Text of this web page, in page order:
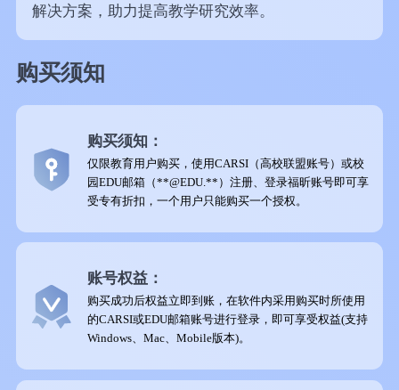
解决方案，助力提高教学研究效率。
购买须知
购买须知：
仅限教育用户购买，使用CARSI（高校联盟账号）或校
园EDU邮箱（**@EDU.**）注册、登录福昕账号即可享
受专有折扣，一个用户只能购买一个授权。
账号权益：
购买成功后权益立即到账，在软件内采用购买时所使用
的CARSI或EDU邮箱账号进行登录，即可享受权益(支持
Windows、Mac、Mobile版本)。